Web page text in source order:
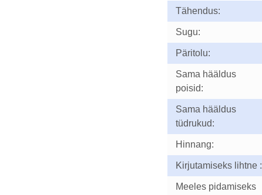
Tähendus:
Sugu:
Päritolu:
Sama hääldus
poisid:
Sama hääldus
tüdrukud:
Hinnang:
Kirjutamiseks lihtne :
Meeles pidamiseks